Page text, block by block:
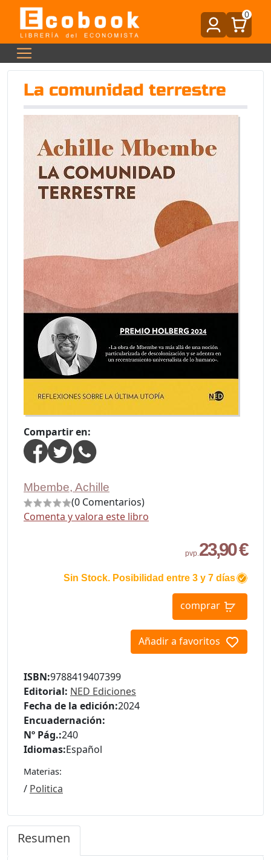
0
La comunidad terrestre
Compartir en:
Mbembe, Achille
(0 Comentarios)
Comenta y valora este libro
pvp.23,90 €
Sin Stock. Posibilidad entre 3 y 7 días
comprar
Añadir a favoritos
ISBN:9788419407399
Editorial: NED Ediciones
Fecha de la edición:2024
Encuadernación:
Nº Pág.:240
Idiomas:Español
Materias:
/ Politica
Resumen